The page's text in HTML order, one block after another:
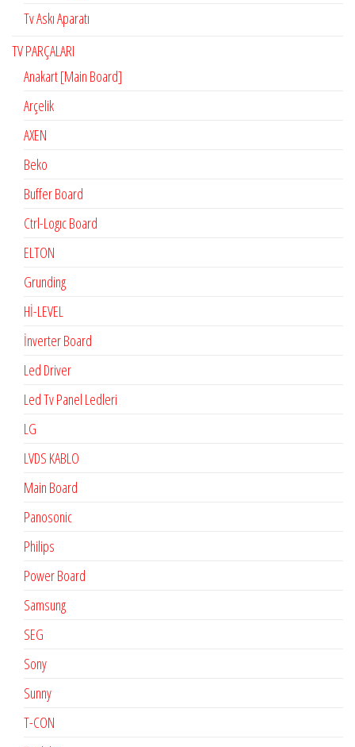
Tv Askı Aparatı
TV PARÇALARI
Anakart [Main Board]
Arçelik
AXEN
Beko
Buffer Board
Ctrl-Logıc Board
ELTON
Grunding
Hİ-LEVEL
İnverter Board
Led Driver
Led Tv Panel Ledleri
LG
LVDS KABLO
Main Board
Panosonic
Philips
Power Board
Samsung
SEG
Sony
Sunny
T-CON